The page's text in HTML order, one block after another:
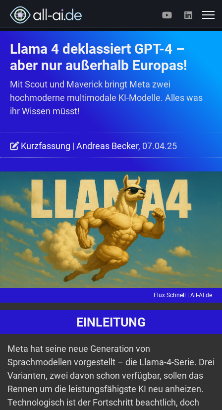
Llama 4 deklassiert GPT-4 –
aber nur außerhalb Europas!
Mit Scout und Maverick bringt Meta zwei
hochmoderne multimodale KI-Modelle. Alles was
ihr Wissen müsst!
Kurzfassung | Andreas Becker, 07.04.25
Flux Schnell | All-AI.de
EINLEITUNG
Meta hat seine neue Generation von
Sprachmodellen vorgestellt – die Llama-4-Serie. Drei
Varianten, zwei davon schon verfügbar, sollen das
Rennen um die leistungsfähigste KI neu anheizen.
Technologisch ist der Fortschritt beachtlich, doch